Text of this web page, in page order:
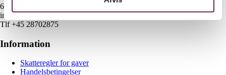
6700 Esbjerg
info@gaveshop.nu
Tlf +45 28702875
Information
Skatteregler for gaver
Handelsbetingelser